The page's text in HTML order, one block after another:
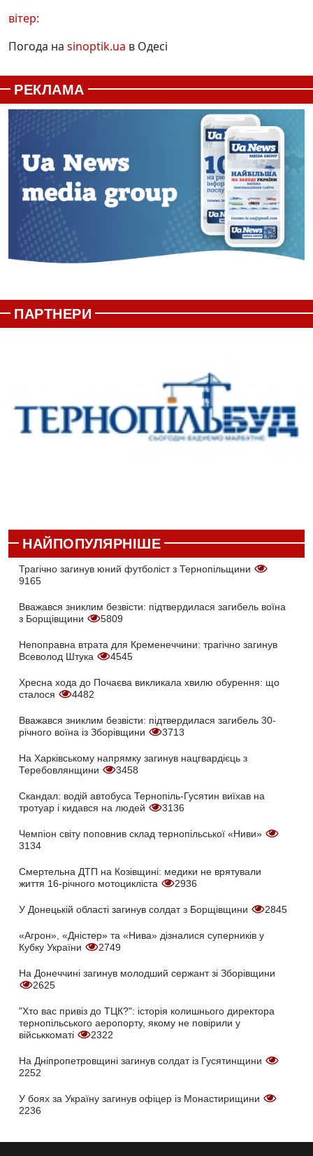
вітер:
Погода на sinoptik.ua в Одесі
РЕКЛАМА
ПАРТНЕРИ
НАЙПОПУЛЯРНІШЕ
Трагічно загинув юний футболіст з Тернопільщини
9165
Вважався зниклим безвісти: підтвердилася загибель воїна
з Борщівщини
5809
Непоправна втрата для Кременеччини: трагічно загинув
Всеволод Штука
4545
Хресна хода до Почаєва викликала хвилю обурення: що
сталося
4482
Вважався зниклим безвісти: підтвердилася загибель 30-
річного воїна із Зборівщини
3713
На Харківському напрямку загинув нацгвардієць з
Теребовлянщини
3458
Скандал: водій автобуса Тернопіль-Гусятин виїхав на
тротуар і кидався на людей
3136
Чемпіон світу поповнив склад тернопільської «Ниви»
3134
Смертельна ДТП на Козівщині: медики не врятували
життя 16-річного мотоцикліста
2936
У Донецькій області загинув солдат з Борщівщини 2845
«Агрон», «Дністер» та «Нива» дізналися суперників у
Кубку України
2749
На Донеччині загинув молодший сержант зі Зборівщини
2625
"Хто вас привіз до ТЦК?": історія колишнього директора
тернопільського аеропорту, якому не повірили у
військкоматі
2322
На Дніпропетровщині загинув солдат із Гусятинщини
2252
У боях за Україну загинув офіцер із Монастирищини
2236